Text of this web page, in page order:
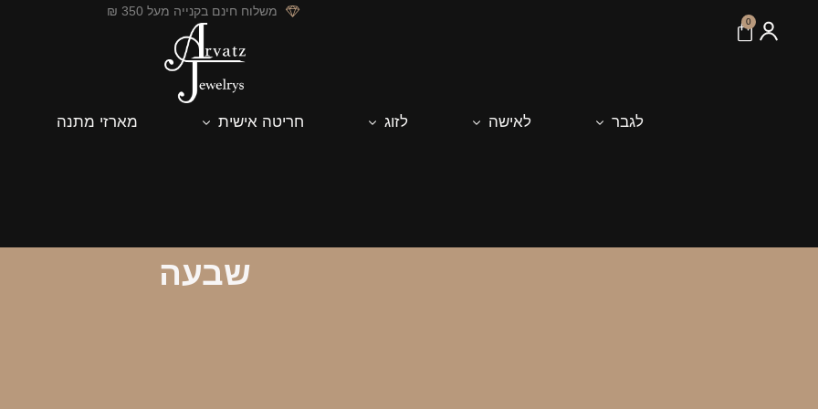
משלוח חינם בקנייה מעל 350 ₪
0
לגבר לאישה לזוג חריטה אישית מארזי מתנה
שבעה